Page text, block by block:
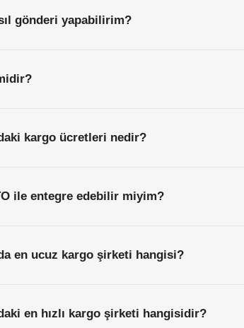
gönderi yapabilirim?
kargo ücretleri nedir?
ile entegre edebilir miyim?
en ucuz kargo şirketi hangisi?
en hızlı kargo şirketi hangisidir?